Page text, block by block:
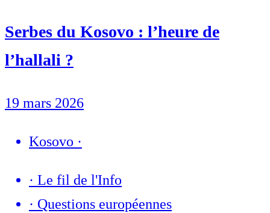
Serbes du Kosovo : l’heure de
l’hallali ?
19 mars 2026
Kosovo ·
· Le fil de l'Info
· Questions européennes